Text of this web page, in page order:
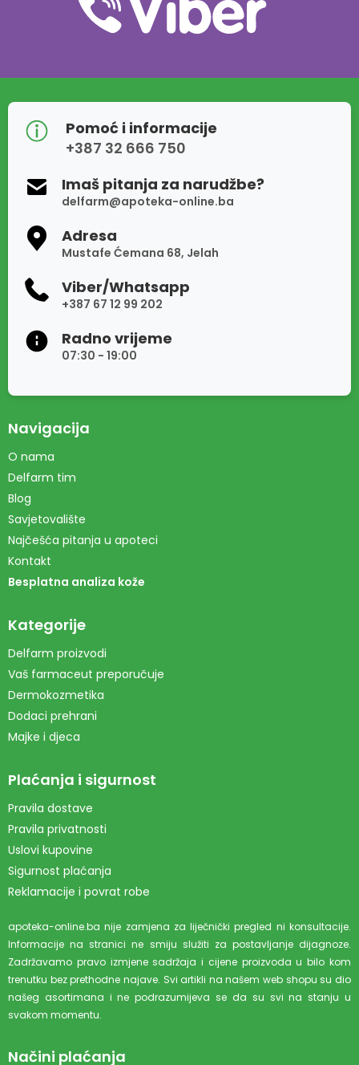
Pomoć i informacije
+387 32 666 750
Imaš pitanja za narudžbe?
delfarm@apoteka-online.ba
Adresa
Mustafe Ćemana 68, Jelah
Viber/Whatsapp
+387 67 12 99 202
Radno vrijeme
07:30 - 19:00
Navigacija
O nama
Delfarm tim
Blog
Savjetovalište
Najčešća pitanja u apoteci
Kontakt
Besplatna analiza kože
Kategorije
Delfarm proizvodi
Vaš farmaceut preporučuje
Dermokozmetika
Dodaci prehrani
Majke i djeca
Plaćanja i sigurnost
Pravila dostave
Pravila privatnosti
Uslovi kupovine
Sigurnost plaćanja
Reklamacije i povrat robe
apoteka-online.ba nije zamjena za liječnički pregled ni konsultacije.
Informacije na stranici ne smiju služiti za postavljanje dijagnoze.
Zadržavamo pravo izmjene sadržaja i cijene proizvoda u bilo kom
trenutku bez prethodne najave. Svi artikli na našem web shopu su dio
našeg asortimana i ne podrazumijeva se da su svi na stanju u
svakom momentu.
Načini plaćanja